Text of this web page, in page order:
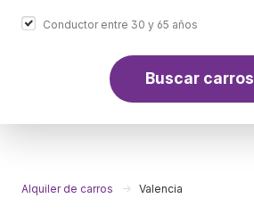
Conductor entre 30 y 65 años
Buscar carros
Alquiler de carros Valencia